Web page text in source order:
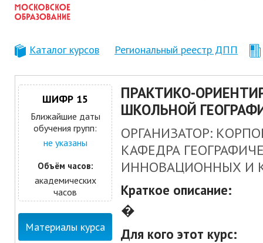
Каталог курсов Региональный реестр ДПП
ШИФР 15
Ближайшие даты
обучения групп:
не указаны
Объём часов:
академических
часов
Материалы курса
ПРАКТИКО-
ШКОЛЬНОЙ
ОРГАНИЗАТОР:
КАФЕДРА
ИННОВАЦИОННЫХ И
Краткое описание:
�
Для кого этот курс: